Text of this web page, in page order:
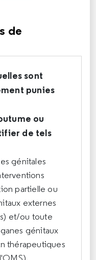
de
sont
punies
ou
de tels
génitales
partielle ou
externes
et/ou toute
génitaux
thérapeutiques